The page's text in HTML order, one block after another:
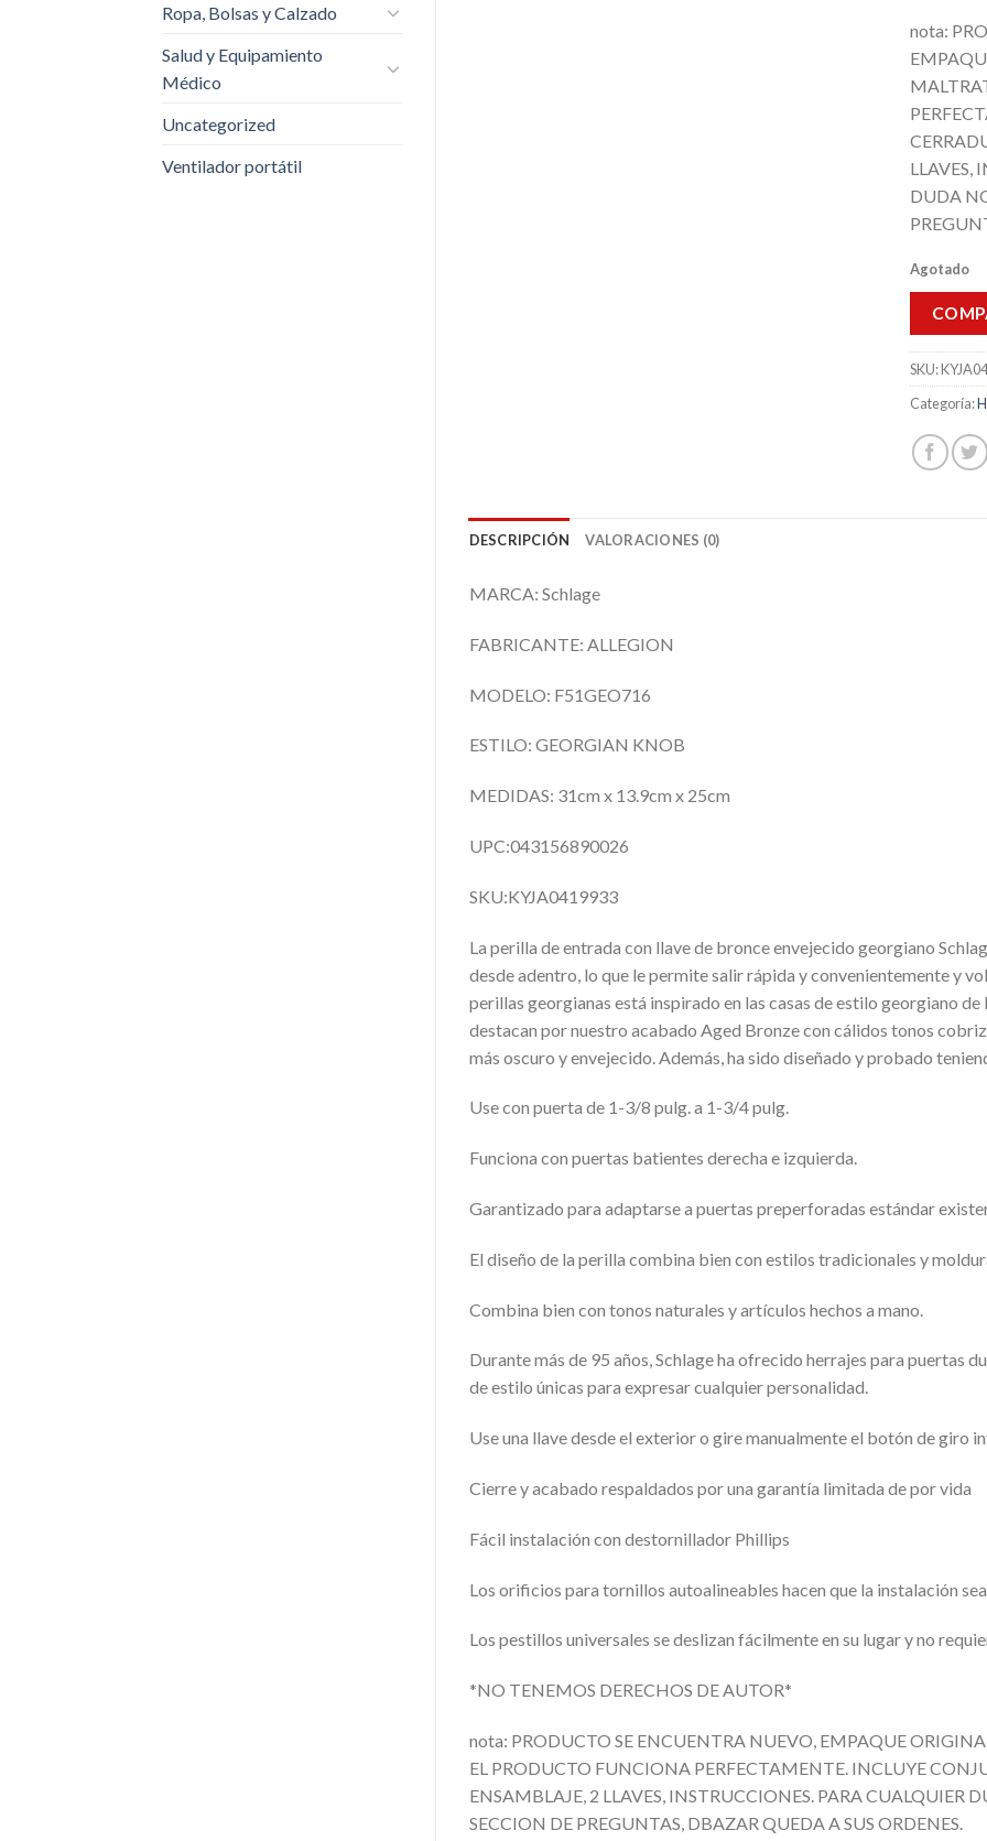
Ropa, Bolsas y Calzado
Salud y Equipamiento
Médico
Uncategorized
Ventilador portátil
nota:
LLAVES,
DUDA
Agotado
SKU:
Categoría:
DESCRIPCIÓN VALORACIONES (0)
MARCA: Schlage
FABRICANTE: ALLEGION
MODELO: F51GEO716
ESTILO: GEORGIAN KNOB
MEDIDAS: 31cm x 13.9cm x 25cm
UPC:043156890026
SKU:KYJA0419933
La perilla de entrada con llave de bronce envejecido georgiano
desde adentro, lo que le permite salir rápida y convenientemente y
perillas georgianas está inspirado en las casas de estilo georgiano
destacan por nuestro acabado Aged Bronze con cálidos tonos
más oscuro y envejecido. Además, ha sido diseñado y probado
Use con puerta de 1-3/8 pulg. a 1-3/4 pulg.
Funciona con puertas batientes derecha e izquierda.
Garantizado para adaptarse a puertas preperforadas estándar
El diseño de la perilla combina bien con estilos tradicionales y
Combina bien con tonos naturales y artículos hechos a mano.
Durante más de 95 años, Schlage ha ofrecido herrajes para puertas
de estilo únicas para expresar cualquier personalidad.
Use una llave desde el exterior o gire manualmente el botón de giro
Cierre y acabado respaldados por una garantía limitada de por vida
Fácil instalación con destornillador Phillips
Los orificios para tornillos autoalineables hacen que la instalación
Los pestillos universales se deslizan fácilmente en su lugar y no
*NO TENEMOS DERECHOS DE AUTOR*
nota: PRODUCTO SE ENCUENTRA NUEVO, EMPAQUE
EL PRODUCTO FUNCIONA PERFECTAMENTE. INCLUYE
ENSAMBLAJE, 2 LLAVES, INSTRUCCIONES. PARA CUALQUIER
SECCION DE PREGUNTAS, DBAZAR QUEDA A SUS ORDENES.